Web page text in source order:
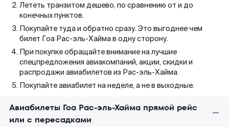
Лететь транзитом дешево, по сравнению от и до
конечных пунктов.
Покупайте туда и обратно сразу. Это выгоднее чем
билет Гоа Рас-эль-Хайма в одну сторону.
При покупке обращайте внимание на лучшие
спецпредложения авиакомпаний, акции, скидки и
распродажи авиабилетов из Рас-эль-Хайма.
Покупайте авиабилет на неделе, а не в выходные.
Авиабилеты Гоа Рас-эль-Хайма прямой рейс
или с пересадками